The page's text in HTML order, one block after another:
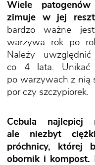
Wiele
zimuje w jej
bardzo ważne
warzywa rok po
Należy
co 4 lata. Unikać
po warzywach z nią
por czy szczypiorek.
Cebula
ale niezbyt
próchnicy, której
obornik i kompost.